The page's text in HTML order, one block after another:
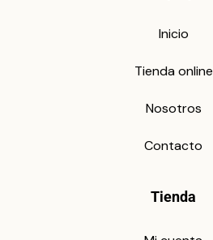
Inicio
Tienda online
Nosotros
Contacto
Tienda